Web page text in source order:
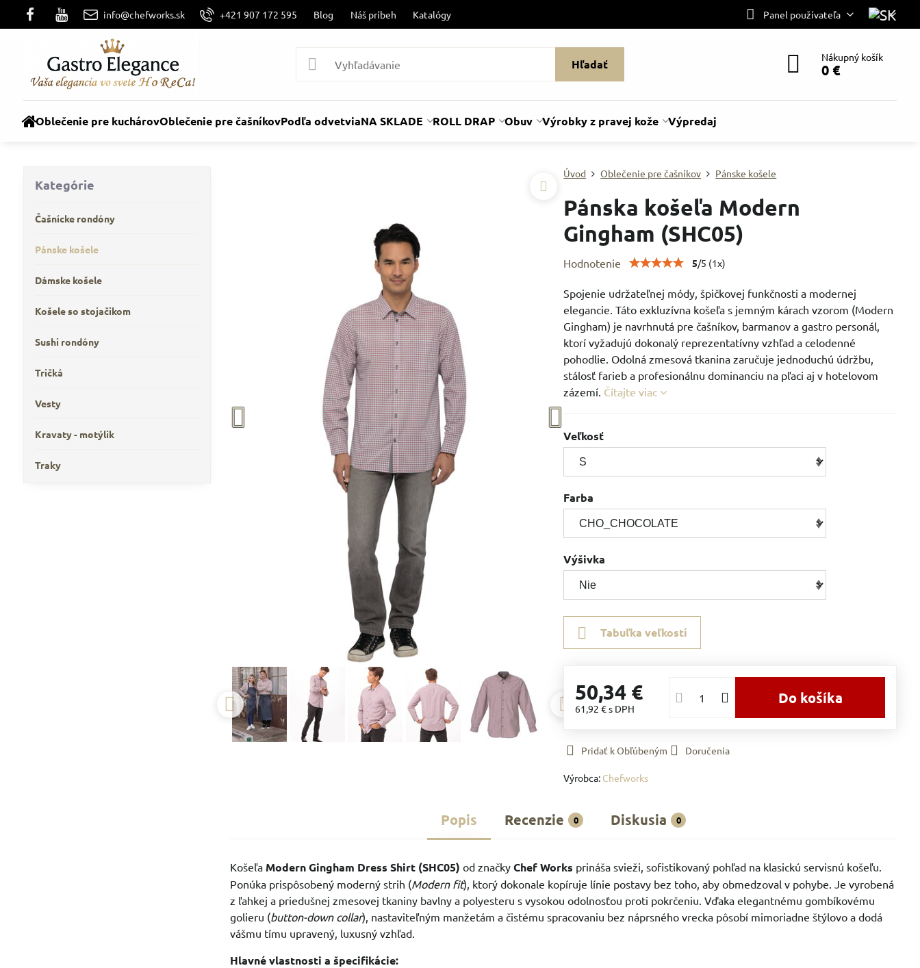
info@chefworks.sk +421 907 172 595 Blog Náš príbeh Katalógy Panel používateľa
Hľadať Nákupný košík
0 €
Oblečenie pre kuchárovOblečenie pre čašníkovPodľa odvetviaNA SKLADE ROLL DRAP Obuv Výrobky z pravej kože Výpredaj
Úvod Oblečenie pre čašníkov Pánske košele
Pánska košeľa Modern
Gingham (SHC05)
Hodnotenie 5/5 (1x)
Spojenie udržateľnej módy, špičkovej funkčnosti a modernej
elegancie. Táto exkluzívna košeľa s jemným kárach vzorom (Modern
Gingham) je navrhnutá pre čašníkov, barmanov a gastro personál,
ktorí vyžadujú dokonalý reprezentatívny vzhľad a celodenné
pohodlie. Odolná zmesová tkanina zaručuje jednoduchú údržbu,
stálosť farieb a profesionálnu dominanciu na pľaci aj v hotelovom
zázemí. Čítajte viac
Veľkosť
Farba
Výšivka
Tabuľka veľkostí
50,34 €
61,92 €s DPH
Do košíka
Pridať k Obľúbeným Doručenia
Výrobca: Chefworks
Popis Recenzie 0 Diskusia 0
Košeľa Modern Gingham Dress Shirt (SHC05) od značkyChef Works prináša svieži, sofistikovaný pohľad na klasickú servisnú košeľu.
Ponúka prispôsobený moderný strih (Modern fit), ktorý dokonale kopíruje línie postavy bez toho, aby obmedzoval v pohybe. Je vyrobená
z ľahkej a priedušnej zmesovej tkaniny bavlny a polyesteru s vysokou odolnosťou proti pokrčeniu. Vďaka elegantnému gombíkovému
golieru (button-down collar), nastaviteľným manžetám a čistému spracovaniu bez náprsného vrecka pôsobí mimoriadne štýlovo a dodá
vášmu tímu upravený, luxusný vzhľad.
Hlavné vlastnosti a špecifikácie:
Kategórie
Čašnícke rondóny
Pánske košele
Dámske košele
Košele so stojačikom
Sushi rondóny
Tričká
Vesty
Kravaty - motýlik
Traky